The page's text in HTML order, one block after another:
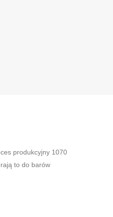
produkcyjny 1070
to do barów